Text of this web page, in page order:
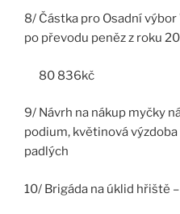
8/ Částka pro Osadní
po převodu peněz z roku
80 836kč
9/ Návrh na nákup myčky
podium, květinová
padlých
10/ Brigáda na úklid hřiště